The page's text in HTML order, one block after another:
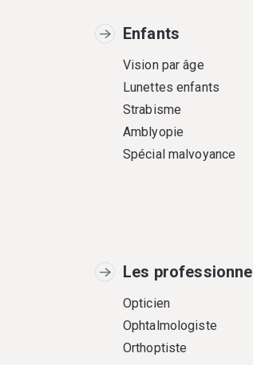
Enfants
Vision par âge
Lunettes enfants
Strabisme
Amblyopie
Spécial malvoyance
Les
Opticien
Ophtalmologiste
Orthoptiste